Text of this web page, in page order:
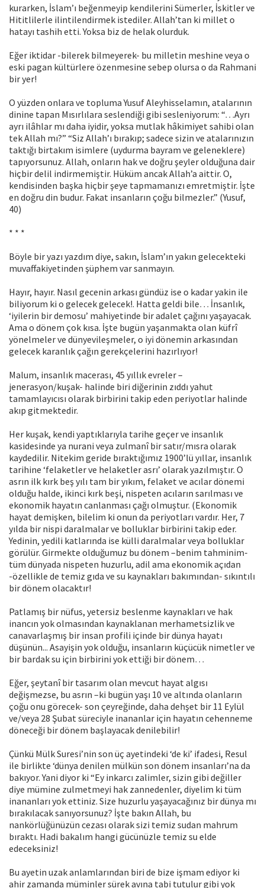
kurarken, İslam’ı beğenmeyip kendilerini Sümerler, İskitler ve
Hititlilerle ilintilendirmek istediler. Allah’tan ki millet o
hatayı tashih etti. Yoksa biz de helak olurduk.
Eğer iktidar -bilerek bilmeyerek- bu milletin meshine veya o
eski pagan kültürlere özenmesine sebep olursa o da Rahmani
bir yer!
O yüzden onlara ve topluma Yusuf Aleyhisselamın, atalarının
dinine tapan Mısırlılara seslendiği gibi sesleniyorum: “…Ayrı
ayrı ilâhlar mı daha iyidir, yoksa mutlak hâkimiyet sahibi olan
tek Allah mı?” “Siz Allah’ı bırakıp; sadece sizin ve atalarınızın
taktığı birtakım isimlere (uydurma bayram ve geleneklere)
tapıyorsunuz. Allah, onların hak ve doğru şeyler olduğuna dair
hiçbir delil indirmemiştir. Hüküm ancak Allah’a aittir. O,
kendisinden başka hiçbir şeye tapmamanızı emretmiştir. İşte
en doğru din budur. Fakat insanların çoğu bilmezler.” (Yusuf,
40)
* * *
Böyle bir yazı yazdım diye, sakın, İslam’ın yakın gelecekteki
muvaffakiyetinden şüphem var sanmayın.
Hayır, hayır. Nasıl gecenin arkası gündüz ise o kadar yakin ile
biliyorum ki o gelecek gelecek!. Hatta geldi bile… İnsanlık,
‘iyilerin bir demosu’ mahiyetinde bir adalet çağını yaşayacak.
Ama o dönem çok kısa. İşte bugün yaşanmakta olan küfrî
yönelmeler ve dünyevileşmeler, o iyi dönemin arkasından
gelecek karanlık çağın gerekçelerini hazırlıyor!
Malum, insanlık macerası, 45 yıllık evreler –
jenerasyon/kuşak- halinde biri diğerinin zıddı yahut
tamamlayıcısı olarak birbirini takip eden periyotlar halinde
akıp gitmektedir.
Her kuşak, kendi yaptıklarıyla tarihe geçer ve insanlık
kasidesinde ya nurani veya zulmanî bir satır/mısra olarak
kaydedilir. Nitekim geride bıraktığımız 1900’lü yıllar, insanlık
tarihine ‘felaketler ve helaketler asrı’ olarak yazılmıştır. O
asrın ilk kırk beş yılı tam bir yıkım, felaket ve acılar dönemi
olduğu halde, ikinci kırk beşi, nispeten acıların sarılması ve
ekonomik hayatın canlanması çağı olmuştur. (Ekonomik
hayat demişken, bilelim ki onun da periyotları vardır. Her, 7
yılda bir nispi daralmalar ve bolluklar birbirini takip eder.
Yedinin, yedili katlarında ise külli daralmalar veya bolluklar
görülür. Girmekte olduğumuz bu dönem –benim tahminim-
tüm dünyada nispeten huzurlu, adil ama ekonomik açıdan
-özellikle de temiz gıda ve su kaynakları bakımından- sıkıntılı
bir dönem olacaktır!
Patlamış bir nüfus, yetersiz beslenme kaynakları ve hak
inancın yok olmasından kaynaklanan merhametsizlik ve
canavarlaşmış bir insan profili içinde bir dünya hayatı
düşünün... Asayişin yok olduğu, insanların küçücük nimetler ve
bir bardak su için birbirini yok ettiği bir dönem…
Eğer, şeytanî bir tasarım olan mevcut hayat algısı
değişmezse, bu asrın –ki bugün yaşı 10 ve altında olanların
çoğu onu görecek- son çeyreğinde, daha dehşet bir 11 Eylül
ve/veya 28 Şubat süreciyle inananlar için hayatın cehenneme
döneceği bir dönem başlayacak denilebilir!
Çünkü Mülk Suresi’nin son üç ayetindeki ‘de ki’ ifadesi, Resul
ile birlikte ‘dünya denilen mülkün son dönem insanları’na da
bakıyor. Yani diyor ki “Ey inkarcı zalimler, sizin gibi değiller
diye mümine zulmetmeyi hak zannedenler, diyelim ki tüm
inananları yok ettiniz. Size huzurlu yaşayacağınız bir dünya mı
bırakılacak sanıyorsunuz? İşte bakın Allah, bu
nankörlüğünüzün cezası olarak sizi temiz sudan mahrum
bıraktı. Hadi bakalım hangi gücünüzle temiz su elde
edeceksiniz!
Bu ayetin uzak anlamlarından biri de bize işmam ediyor ki
ahir zamanda müminler sürek avına tabi tutulur gibi yok